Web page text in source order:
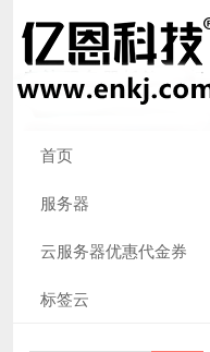
首页
服务器
云服务器优惠代金券
标签云